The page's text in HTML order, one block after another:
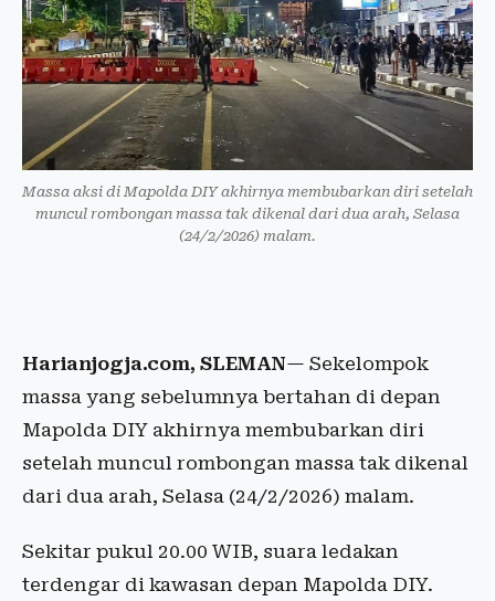
Massa aksi di Mapolda DIY akhirnya membubarkan diri setelah
muncul rombongan massa tak dikenal dari dua arah, Selasa
(24/2/2026) malam.
Harianjogja.com, SLEMAN— Sekelompok
massa yang sebelumnya bertahan di depan
Mapolda DIY akhirnya membubarkan diri
setelah muncul rombongan massa tak dikenal
dari dua arah, Selasa (24/2/2026) malam.
Sekitar pukul 20.00 WIB, suara ledakan
terdengar di kawasan depan Mapolda DIY.